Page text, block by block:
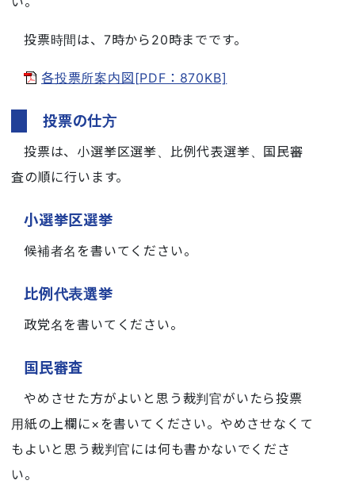
投票時間は、7時から20時までです。
各投票所案内図[PDF：870KB]
投票の仕方
投票は、小選挙区選挙、比例代表選挙、国民審
査の順に行います。
小選挙区選挙
候補者名を書いてください。
比例代表選挙
政党名を書いてください。
国民審査
やめさせた方がよいと思う裁判官がいたら投票
用紙の上欄に×を書いてください。やめさせなくて
もよいと思う裁判官には何も書かないでくださ
い。